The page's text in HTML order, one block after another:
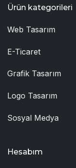
Ürün kategorileri
Web Tasarım
E-Ticaret
Grafik Tasarım
Logo Tasarım
Sosyal Medya
Hesabım